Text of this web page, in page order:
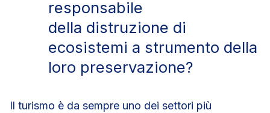
responsabile
della distruzione di
ecosistemi a strumento della
loro preservazione?
Il turismo è da sempre uno dei settori più